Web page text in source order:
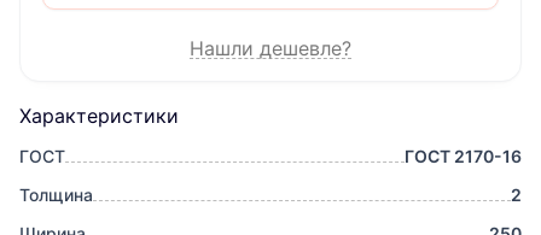
Характеристики
ГОСТ
ГОСТ 2170-16
Толщина
2
Нашли дешевле?